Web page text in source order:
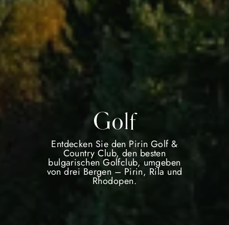
Golf
Entdecken Sie den Pirin Golf &
Country Club, den besten
bulgarischen Golfclub, umgeben
von drei Bergen – Pirin, Rila und
Rhodopen.